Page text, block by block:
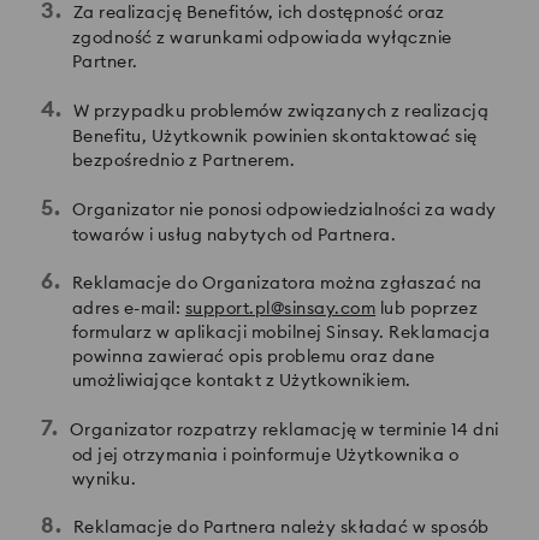
Za realizację Benefitów, ich dostępność oraz
zgodność z warunkami odpowiada wyłącznie
Partner.
W przypadku problemów związanych z realizacją
Benefitu, Użytkownik powinien skontaktować się
bezpośrednio z Partnerem.
Organizator nie ponosi odpowiedzialności za wady
towarów i usług nabytych od Partnera.
Reklamacje do Organizatora można zgłaszać na
adres e-mail: support.pl@sinsay.com lub poprzez
formularz w aplikacji mobilnej Sinsay. Reklamacja
powinna zawierać opis problemu oraz dane
umożliwiające kontakt z Użytkownikiem.
Organizator rozpatrzy reklamację w terminie 14 dni
od jej otrzymania i poinformuje Użytkownika o
wyniku.
Reklamacje do Partnera należy składać w sposób